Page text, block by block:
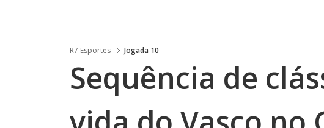
R7 Esportes Jogada 10
Sequência de